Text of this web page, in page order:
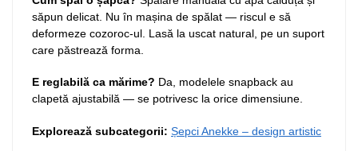
săpun delicat. Nu în mașina de spălat — riscul e să
deformeze cozoroc-ul. Lasă la uscat natural, pe un suport
care păstrează forma.
E reglabilă ca mărime? Da, modelele snapback au
clapetă ajustabilă — se potrivesc la orice dimensiune.
Explorează subcategorii: Șepci Anekke – design artistic